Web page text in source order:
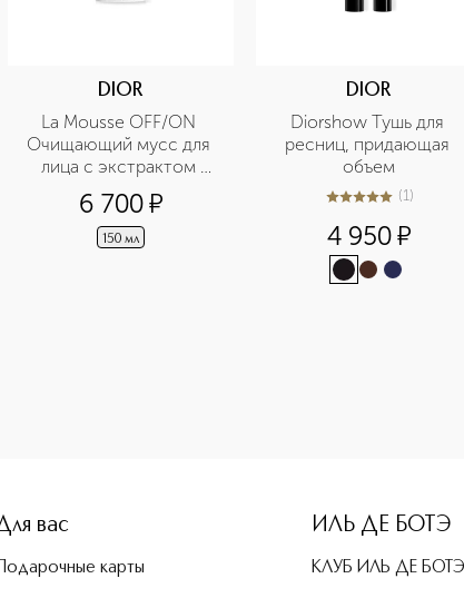
DIOR
La Mousse OFF/ON
Очищающий мусс для
лица с экстрактом
нимфеи
6 700¤
150 мл
DIOR
Diorshow Тушь для
ресниц, придающая
объем
5из 51 (1)
4 950¤
вас
Подарочные карты
ИЛЬ ДЕ БОТЭ
КЛУБ ИЛЬ ДЕ БОТЭ